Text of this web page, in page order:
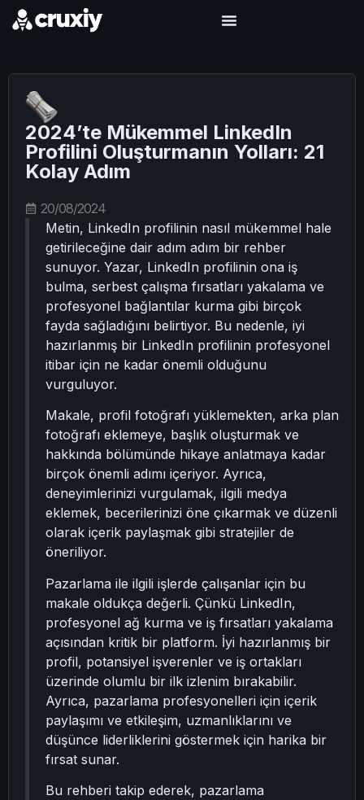
2024’te Mükemmel LinkedIn
Profilini Oluşturmanın Yolları: 21
Kolay Adım
20/08/2024
Metin, LinkedIn profilinin nasıl mükemmel hale
getirileceğine dair adım adım bir rehber
sunuyor. Yazar, LinkedIn profilinin ona iş
bulma, serbest çalışma fırsatları yakalama ve
profesyonel bağlantılar kurma gibi birçok
fayda sağladığını belirtiyor. Bu nedenle, iyi
hazırlanmış bir LinkedIn profilinin profesyonel
itibar için ne kadar önemli olduğunu
vurguluyor.
Makale, profil fotoğrafı yüklemekten, arka plan
fotoğrafı eklemeye, başlık oluşturmak ve
hakkında bölümünde hikaye anlatmaya kadar
birçok önemli adımı içeriyor. Ayrıca,
deneyimlerinizi vurgulamak, ilgili medya
eklemek, becerilerinizi öne çıkarmak ve düzenli
olarak içerik paylaşmak gibi stratejiler de
öneriliyor.
Pazarlama ile ilgili işlerde çalışanlar için bu
makale oldukça değerli. Çünkü LinkedIn,
profesyonel ağ kurma ve iş fırsatları yakalama
açısından kritik bir platform. İyi hazırlanmış bir
profil, potansiyel işverenler ve iş ortakları
üzerinde olumlu bir ilk izlenim bırakabilir.
Ayrıca, pazarlama profesyonelleri için içerik
paylaşımı ve etkileşim, uzmanlıklarını ve
düşünce liderliklerini göstermek için harika bir
fırsat sunar.
Bu rehberi takip ederek, pazarlama